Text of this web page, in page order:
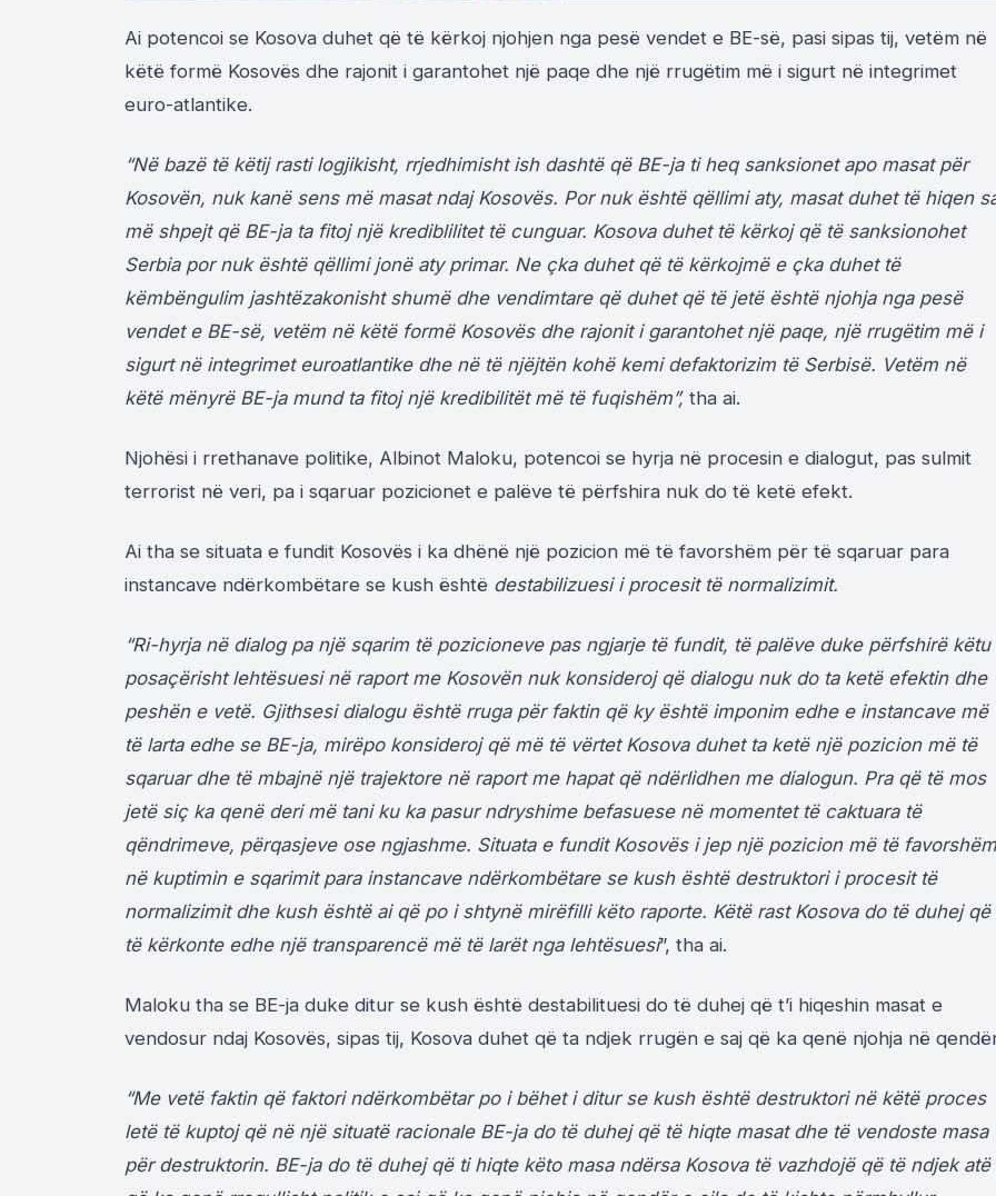
Ai potencoi se Kosova duhet që të kërkoj njohjen nga pesë vendet e BE-së, pasi sipas tij, vetëm në
këtë formë Kosovës dhe rajonit i garantohet një paqe dhe një rrugëtim më i sigurt në integrimet
euro-atlantike.
“Në bazë të këtij rasti logjikisht, rrjedhimisht ish dashtë që BE-ja ti heq sanksionet apo masat për
Kosovën, nuk kanë sens më masat ndaj Kosovës. Por nuk është qëllimi aty, masat duhet të hiqen
më shpejt që BE-ja ta fitoj një krediblilitet të cunguar. Kosova duhet të kërkoj që të sanksionohet
Serbia por nuk është qëllimi jonë aty primar. Ne çka duhet që të kërkojmë e çka duhet të
këmbëngulim jashtëzakonisht shumë dhe vendimtare që duhet që të jetë është njohja nga pesë
vendet e BE-së, vetëm në këtë formë Kosovës dhe rajonit i garantohet një paqe, një rrugëtim më i
sigurt në integrimet euroatlantike dhe në të njëjtën kohë kemi defaktorizim të Serbisë. Vetëm në
këtë mënyrë BE-ja mund ta fitoj një kredibilitët më të fuqishëm”, tha ai.
Njohësi i rrethanave politike, Albinot Maloku, potencoi se hyrja në procesin e dialogut, pas sulmit
terrorist në veri, pa i sqaruar pozicionet e palëve të përfshira nuk do të ketë efekt.
Ai tha se situata e fundit Kosovës i ka dhënë një pozicion më të favorshëm për të sqaruar para
instancave ndërkombëtare se kush është destabilizuesi i procesit të normalizimit.
“Ri-hyrja në dialog pa një sqarim të pozicioneve pas ngjarje të fundit, të palëve duke përfshirë këtu
posaçërisht lehtësuesi në raport me Kosovën nuk konsideroj që dialogu nuk do ta ketë efektin dhe
peshën e vetë. Gjithsesi dialogu është rruga për faktin që ky është imponim edhe e instancave më
të larta edhe se BE-ja, mirëpo konsideroj që më të vërtet Kosova duhet ta ketë një pozicion më të
sqaruar dhe të mbajnë një trajektore në raport me hapat që ndërlidhen me dialogun. Pra që të mos
jetë siç ka qenë deri më tani ku ka pasur ndryshime befasuese në momentet të caktuara të
qëndrimeve, përqasjeve ose ngjashme. Situata e fundit Kosovës i jep një pozicion më të favorshëm
në kuptimin e sqarimit para instancave ndërkombëtare se kush është destruktori i procesit të
normalizimit dhe kush është ai që po i shtynë mirëfilli këto raporte. Këtë rast Kosova do të duhej që
të kërkonte edhe një transparencë më të larët nga lehtësuesi”, tha ai.
Maloku tha se BE-ja duke ditur se kush është destabilituesi do të duhej që t’i hiqeshin masat e
vendosur ndaj Kosovës, sipas tij, Kosova duhet që ta ndjek rrugën e saj që ka qenë njohja në
“Me vetë faktin që faktori ndërkombëtar po i bëhet i ditur se kush është destruktori në këtë proces
letë të kuptoj që në një situatë racionale BE-ja do të duhej që të hiqte masat dhe të vendoste masa
për destruktorin. BE-ja do të duhej që ti hiqte këto masa ndërsa Kosova të vazhdojë që të ndjek atë